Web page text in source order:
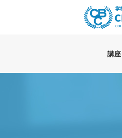
講座